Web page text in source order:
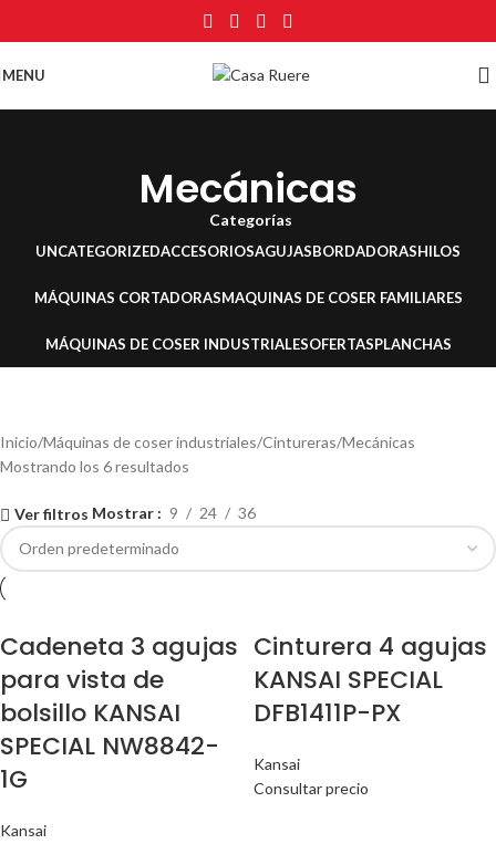
MENU
Mecánicas
Categorías
UNCATEGORIZEDACCESORIOSAGUJASBORDADORASHILOS
MÁQUINAS CORTADORASMAQUINAS DE COSER FAMILIARES
MÁQUINAS DE COSER INDUSTRIALESOFERTASPLANCHAS
Inicio Máquinas de coser industriales Cintureras Mecánicas
Mostrando los 6 resultados
Ver filtros Mostrar 9 24 36
Cadeneta 3 agujas
para vista de
bolsillo KANSAI
SPECIAL NW8842-
1G
Kansai
Cinturera 4 agujas
KANSAI SPECIAL
DFB1411P-PX
Kansai
Consultar precio